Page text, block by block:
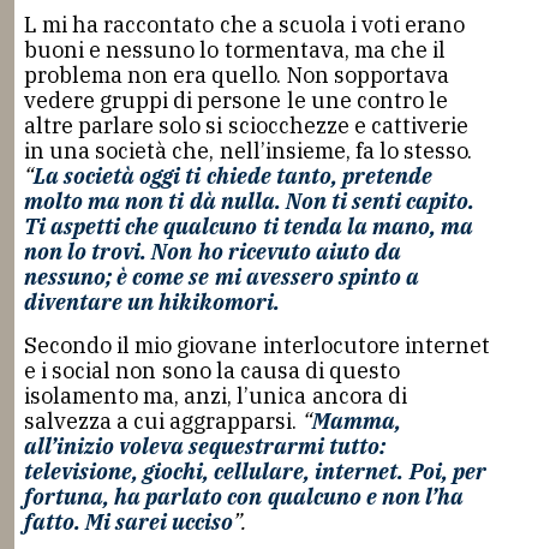
L mi ha raccontato che a scuola i voti erano
buoni e nessuno lo tormentava, ma che il
problema non era quello. Non sopportava
vedere gruppi di persone le une contro le
altre parlare solo si sciocchezze e cattiverie
in una società che, nell’insieme, fa lo stesso.
“La società oggi ti chiede tanto, pretende
molto ma non ti dà nulla. Non ti senti capito.
Ti aspetti che qualcuno ti tenda la mano, ma
non lo trovi. Non ho ricevuto aiuto da
nessuno; è come se mi avessero spinto a
diventare un hikikomori.
Secondo il mio giovane interlocutore internet
e i social non sono la causa di questo
isolamento ma, anzi, l’unica ancora di
salvezza a cui aggrapparsi. “Mamma,
all’inizio voleva sequestrarmi tutto:
televisione, giochi, cellulare, internet. Poi, per
fortuna, ha parlato con qualcuno e non l’ha
fatto. Mi sarei ucciso”.